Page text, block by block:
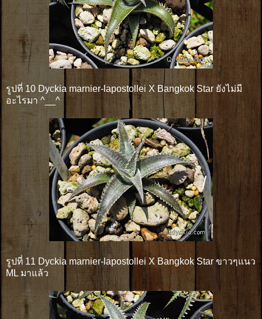
รูปที่ 10 Dyckia marnier-lapostollei X Bangkok Star ยังไม่มี
อะไรมา ^__^
รูปที่ 11 Dyckia marnier-lapostollei X Bangkok Star ขาวๆแนว
ML มาแล้ว